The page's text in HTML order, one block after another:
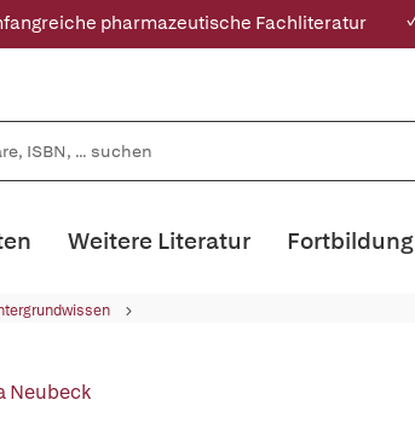
pharmazeutische Fachliteratur
Weitere Literatur
Neubeck